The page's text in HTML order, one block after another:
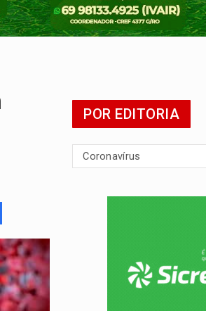
POR EDITORIA